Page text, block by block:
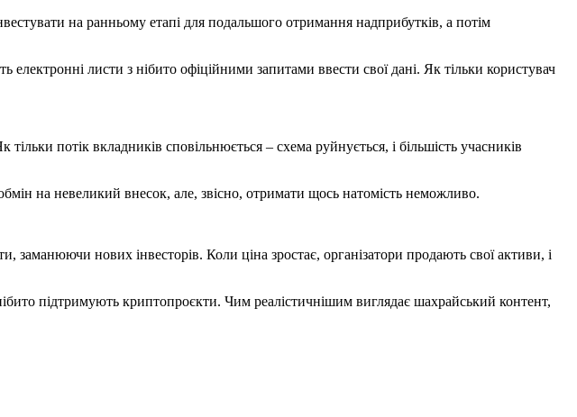
на ранньому етапі для подальшого отримання надприбутків, а потім
листи з нібито офіційними запитами ввести свої дані. Як тільки користувач
потік вкладників сповільнюється – схема руйнується, і більшість учасників
на невеликий внесок, але, звісно, отримати щось натомість неможливо.
нових інвесторів. Коли ціна зростає, організатори продають свої активи, і
підтримують криптопроєкти. Чим реалістичнішим виглядає шахрайський контент,